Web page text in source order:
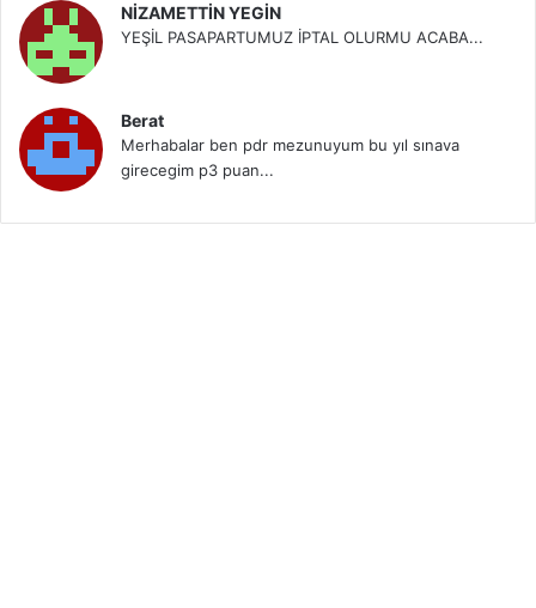
NİZAMETTİN YEGİN
YEŞİL PASAPARTUMUZ İPTAL OLURMU ACABA...
Berat
Merhabalar ben pdr mezunuyum bu yıl sınava
girecegim p3 puan...